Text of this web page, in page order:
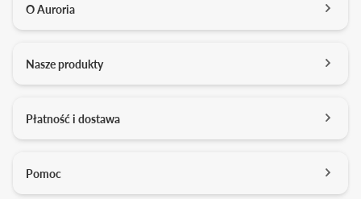
O Auroria
Kontakt
Kariera
Studio projektowe
Nasze produkty
Obrączki ślubne
Usługi dodatkowe
Płatność i dostawa
Formy płatności
Pomoc